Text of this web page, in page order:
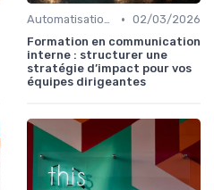
Automatisation & performance des campagnes • 02/03/2026
Formation en communication
interne : structurer une
stratégie d’impact pour vos
équipes dirigeantes